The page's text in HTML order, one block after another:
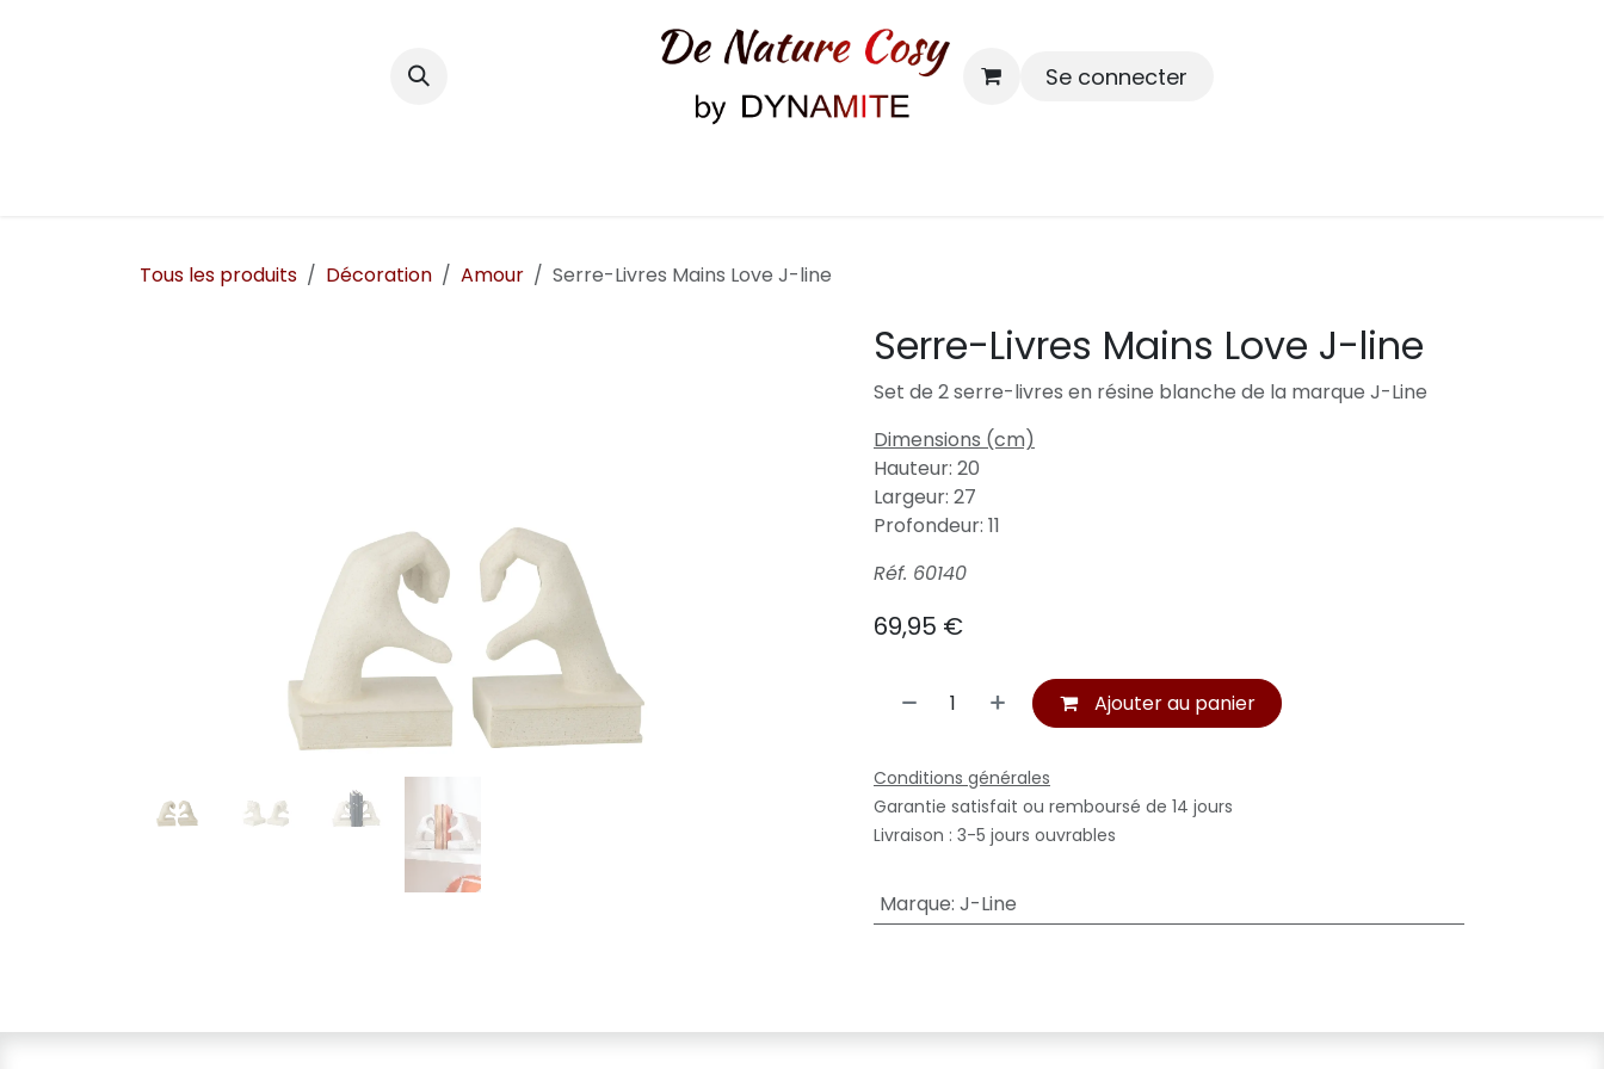
Se connecter
Tous les produits Décoration Amour Serre-Livres Mains Love J-line
Serre-Livres Mains Love J-line
Set de 2 serre-livres en résine blanche de la marque J-Line
Dimensions (cm)
Hauteur: 20
Largeur: 27
Profondeur: 11
Réf. 60140
69,95 €
Ajouter au panier
Conditions générales
Garantie satisfait ou remboursé de 14 jours
Livraison : 3-5 jours ouvrables
Marque: J-Line